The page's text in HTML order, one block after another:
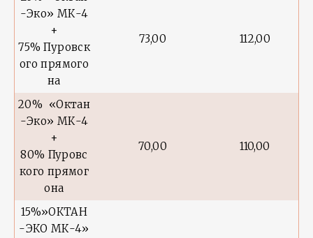
-Эко» МК-4
+
75% Пуровск
ого прямого
на
73,00 112,00
20% «Октан
-Эко» МК-4
+
80% Пуровс
кого прямог
она
70,00 110,00
15%»ОКТАН
-ЭКО МК-4»